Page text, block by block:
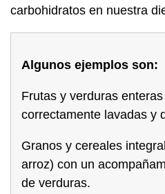
carbohidratos en nuestra
Algunos ejemplos son:
Frutas y verduras
correctamente lavadas y
Granos y cereales
arroz) con un
de verduras.